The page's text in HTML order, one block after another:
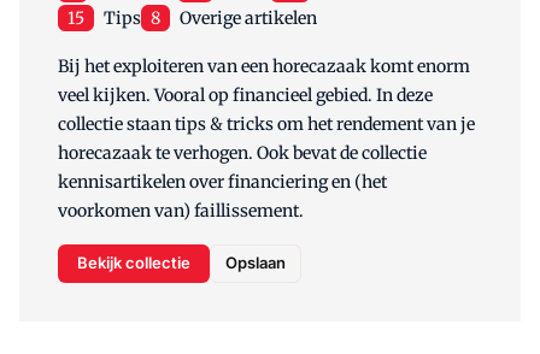
15
Tips 8 Overige artikelen
Bij het exploiteren van een horecazaak komt enorm
veel kijken. Vooral op financieel gebied. In deze
collectie staan tips & tricks om het rendement van je
horecazaak te verhogen. Ook bevat de collectie
kennisartikelen over financiering en (het
voorkomen van) faillissement.
Bekijk collectie Opslaan